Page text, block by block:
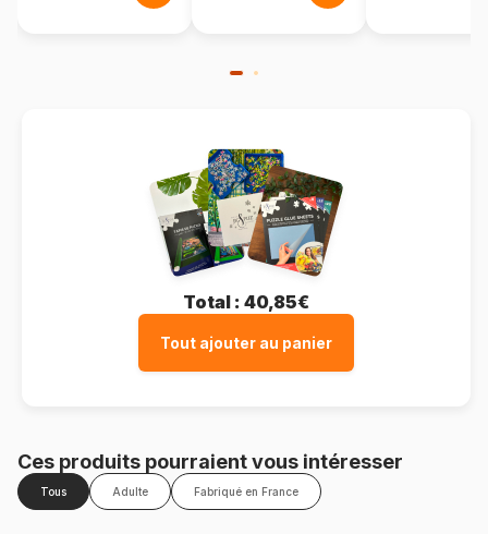
Total : 40,85€
Tout ajouter au panier
Ces produits pourraient vous intéresser
Tous Adulte Fabriqué en France